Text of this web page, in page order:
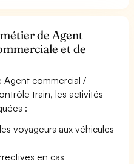
de Agent
et de
Agent commercial /
train, les activités
:
voyageurs aux véhicules
en cas